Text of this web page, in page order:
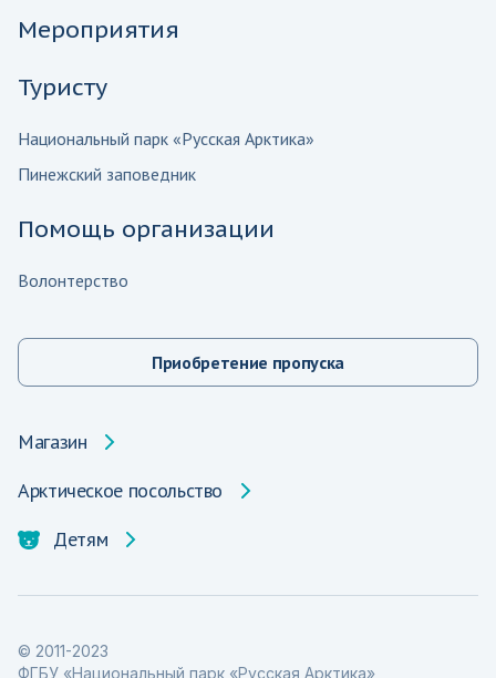
Мероприятия
Туристу
Национальный парк «Русская Арктика»
Пинежский заповедник
Помощь организации
Волонтерство
Приобретение пропуска
Магазин
Арктическое посольство
Детям
© 2011-2023
ФГБУ «Национальный парк «Русская Арктика»